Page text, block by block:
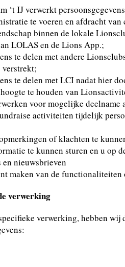
‘t IJ verwerkt
te voeren en afdracht
binnen de lokale
LOLAS en de Lions App.;
te delen met andere
verstrekt;
te delen met LCI nadat hier
te houden van
voor mogelijke
activiteiten tijdelijk
of klachten te
te kunnen sturen en u op
nieuwsbrieven
maken van de functionaliteiten
verwerking
verwerking, hebben wij